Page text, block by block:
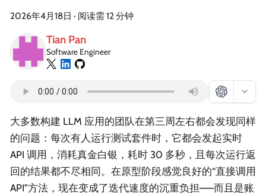
2026年4月18日 · 阅读需 12 分钟
Tian Pan
Software Engineer
大多数构建 LLM 应用的团队在第三周左右都会发现同样
的问题：每次有人运行测试套件时，它都会发起实时
API 调用，消耗真金白银，耗时 30 多秒，且每次运行返
回的结果都不尽相同。在原型阶段感觉良好的“直接调用
API”方法，现在变成了迭代速度的沉重负担——而且是账